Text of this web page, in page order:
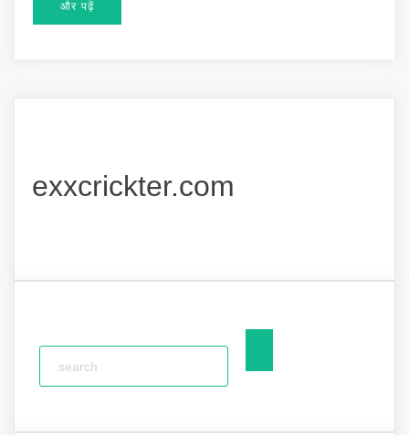
और पढ़ें
exxcrickter.com